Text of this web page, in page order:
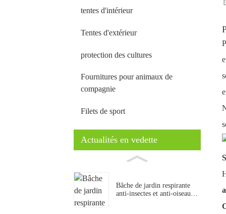
tentes d'intérieur
Tentes d'extérieur
protection des cultures
Fournitures pour animaux de
compagnie
Filets de sport
Actualités en vedette
Bâche de jardin respirante
anti-insectes et anti-oiseaux,